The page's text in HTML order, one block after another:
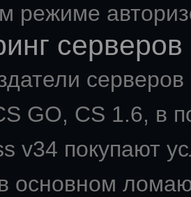
режиме
серверов
GO, CS 1.6, в
v34 покупают
основном